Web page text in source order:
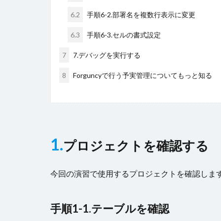
6.2 手順6-2.部署名を複数行表示に変更
6.3 手順6-3.セルの書式設定
7 7.デバッグを実行する
8 Forguncyで行う予実管理についてもっと知る
1.プロジェクトを確認する
今回の演習で使用するプロジェクトを確認しま
手順1-1.テーブルを確認